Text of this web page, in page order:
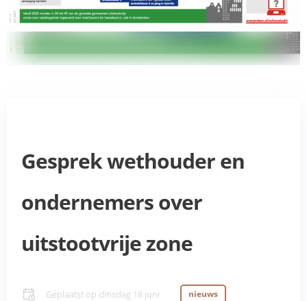
Gesprek wethouder en
ondernemers over
uitstootvrije zone
Geplaatst op dinsdag 18 juni nieuws